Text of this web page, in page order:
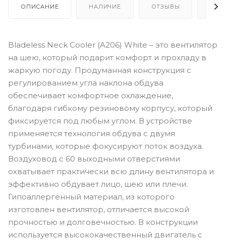
ОПИСАНИЕ НАЛИЧИЕ ОТЗЫВЫ
Bladeless Neck Cooler (A206) White – это вентилятор
на шею, который подарит комфорт и прохладу в
жаркую погоду. Продуманная конструкция с
регулированием угла наклона обдува
обеспечивает комфортное охлаждение,
благодаря гибкому резиновому корпусу, который
фиксируется под любым углом. В устройстве
применяется технология обдува с двумя
турбинами, которые фокусируют поток воздуха.
Воздуховод с 60 выходными отверстиями
охватывает практически всю длину вентилятора и
эффективно обдувает лицо, шею или плечи.
Гипоаллергенный материал, из которого
изготовлен вентилятор, отличается высокой
прочностью и долговечностью. В конструкции
используется высококачественный двигатель с